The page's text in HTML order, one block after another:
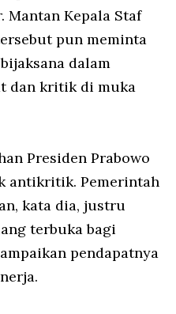
Mantan Kepala Staf
pun meminta
dalam
dan kritik di muka
Presiden Prabowo
antikritik. Pemerintah
kata dia, justru
terbuka bagi
pendapatnya